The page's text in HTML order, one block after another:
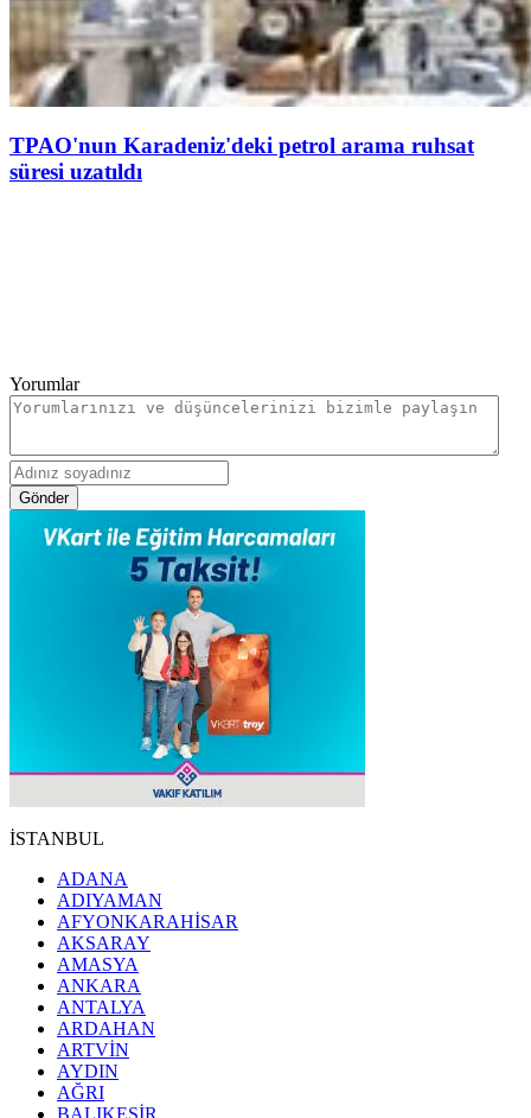
TPAO'nun Karadeniz'deki petrol arama ruhsat
süresi uzatıldı
Yorumlar
Gönder
İSTANBUL
ADANA
ADIYAMAN
AFYONKARAHİSAR
AKSARAY
AMASYA
ANKARA
ANTALYA
ARDAHAN
ARTVİN
AYDIN
AĞRI
BALIKESİR